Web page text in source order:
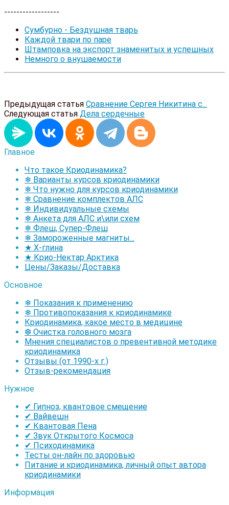
------------------
Сумбурно - Бездушная тварь
Каждой твари по паре
Штамповка на экспорт знаменитых и успешных
Немного о внушаемости
Предыдущая статья Сравнение Сергея Никитина с...
Следующая статья Дела сердечные
Главное
Что такое Криодинамика?
❄ Варианты курсов криодинамики
❄ Что нужно для курсов криодинамики
❄ Сравнение комплектов АЛС
❄ Индивидуальные схемы
❄ Анкета для АЛС и\или схем
❄ Флеш, Супер-Флеш
❄ Замороженные магниты...
★ Х-глина
★ Крио-Нектар Арктика
Цены/Заказы/Доставка
Основное
❄ Показания к применению
❄ Противопоказания к криодинамике
Криодинамика, какое место в медицине
❆ Очистка головного мозга
Мнения специалистов о превентивной методике
криодинамика
Отзывы (от 1990-х г.)
Отзыв-рекомендация
Нужное
✔ Гипноз, квантовое смещение
✔ Вайвешн
✔ Квантовая Пена
✔ Звук Открытого Космоса
✔ Психодинамика
Тесты он-лайн по здоровью
Питание и криодинамика, личный опыт автора
криодинамики
Информация